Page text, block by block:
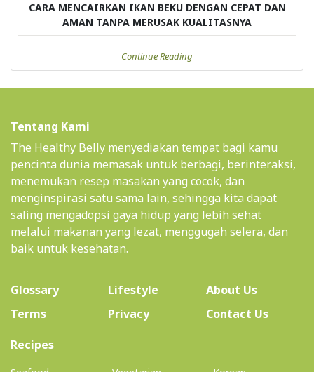
CARA MENCAIRKAN IKAN BEKU DENGAN CEPAT DAN
AMAN TANPA MERUSAK KUALITASNYA
Continue Reading
Tentang Kami
The Healthy Belly menyediakan tempat bagi kamu
pencinta dunia memasak untuk berbagi, berinteraksi,
menemukan resep masakan yang cocok, dan
menginspirasi satu sama lain, sehingga kita dapat
saling mengadopsi gaya hidup yang lebih sehat
melalui makanan yang lezat, menggugah selera, dan
baik untuk kesehatan.
Glossary Lifestyle About Us(current)
Terms
Privacy
Contact Us
Recipes(current)